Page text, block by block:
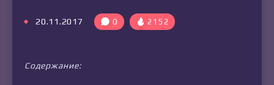
20.11.2017 0 2152
Содержание: